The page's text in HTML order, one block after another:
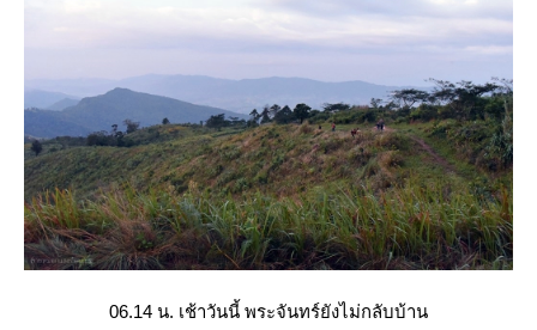
06.14 น. เช้าวันนี้ พระจันทร์ยังไม่กลับบ้าน